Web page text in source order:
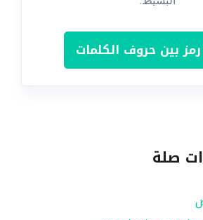
بين حروف الكلمات
صلة